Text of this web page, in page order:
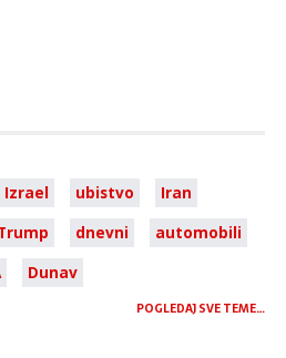
Izrael ubistvo
Iran
dnevni
automobili
Dunav
POGLEDAJ SVE TEME…